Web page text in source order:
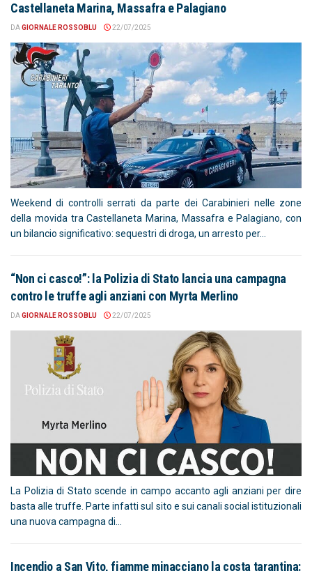
Castellaneta Marina, Massafra e Palagiano
DAGIORNALE ROSSOBLU 22/07/2025
Weekend di controlli serrati da parte dei Carabinieri nelle zone
della movida tra Castellaneta Marina, Massafra e Palagiano, con
un bilancio significativo: sequestri di droga, un arresto per...
“Non ci casco!”: la Polizia di Stato lancia una campagna
contro le truffe agli anziani con Myrta Merlino
DAGIORNALE ROSSOBLU 22/07/2025
La Polizia di Stato scende in campo accanto agli anziani per dire
basta alle truffe. Parte infatti sul sito e sui canali social istituzionali
una nuova campagna di...
Incendio a San Vito, fiamme minacciano la costa tarantina: